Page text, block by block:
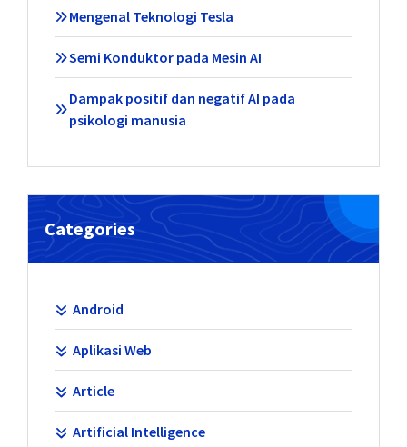
Mengenal Teknologi Tesla
Semi Konduktor pada Mesin AI
Dampak positif dan negatif AI pada
psikologi manusia
Categories
Android
Aplikasi Web
Article
Artificial Intelligence